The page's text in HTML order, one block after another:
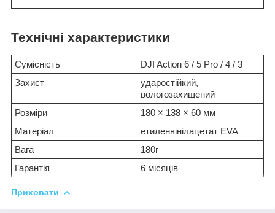
Технічні характеристики
Сумісність
DJI Action 6 / 5 Pro / 4 / 3
Захист
ударостійкий,
вологозахищений
Розміри
180 × 138 × 60 мм
Матеріал
етиленвінілацетат EVA
Вага
180г
Гарантія
6 місяців
Приховати